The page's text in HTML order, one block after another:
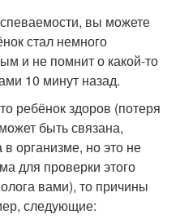
вы можете
стал немного
и не помнит о какой-то
10 минут назад.
ребёнок здоров (потеря
быть связана,
организме, но это не
для проверки этого
вами), то причины
следующие: